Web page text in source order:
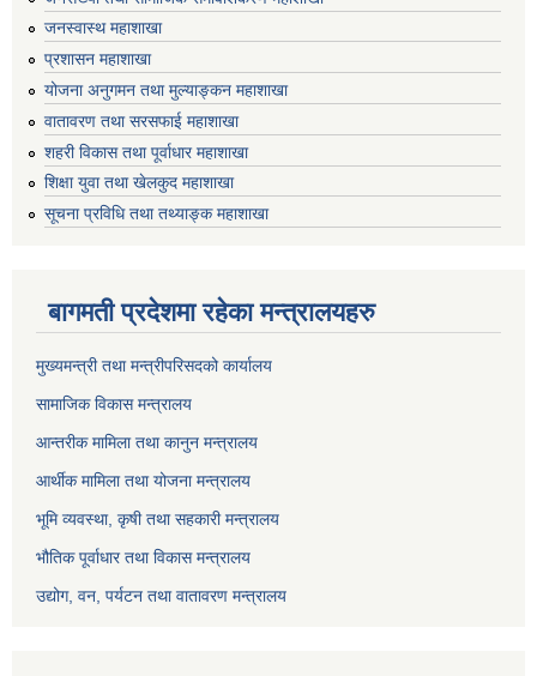
जनस्वास्थ महाशाखा
प्रशासन महाशाखा
योजना अनुगमन तथा मुल्याङ्कन महाशाखा
वातावरण तथा सरसफाई महाशाखा
शहरी विकास तथा पूर्वाधार महाशाखा
शिक्षा युवा तथा खेलकुद महाशाखा
सूचना प्रविधि तथा तथ्याङ्क महाशाखा
बागमती प्रदेशमा रहेका मन्त्रालयहरु
मुख्यमन्त्री तथा मन्त्रीपरिसदको कार्यालय
सामाजिक विकास मन्त्रालय
आन्तरीक मामिला तथा कानुन मन्त्रालय
आर्थीक मामिला तथा योजना मन्त्रालय
भूमि व्यवस्था, कृषी तथा सहकारी मन्त्रालय
भौतिक पूर्वाधार तथा विकास मन्त्रालय
उद्योग, वन, पर्यटन तथा वातावरण मन्त्रालय